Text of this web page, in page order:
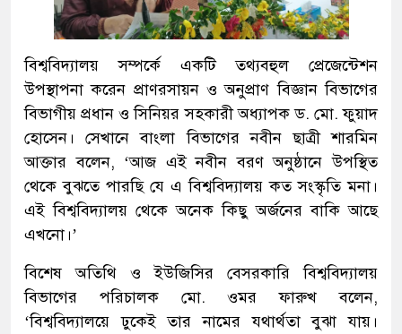
বিশ্ববিদ্যালয় সম্পর্কে একটি তথ্যবহুল প্রেজেন্টেশন
উপস্থাপনা করেন প্রাণরসায়ন ও অনুপ্রাণ বিজ্ঞান বিভাগের
বিভাগীয় প্রধান ও সিনিয়র সহকারী অধ্যাপক ড. মো. ফুয়াদ
হোসেন। সেখানে বাংলা বিভাগের নবীন ছাত্রী শারমিন
আক্তার বলেন, ‘আজ এই নবীন বরণ অনুষ্ঠানে উপস্থিত
থেকে বুঝতে পারছি যে এ বিশ্ববিদ্যালয় কত সংস্কৃতি মনা।
এই বিশ্ববিদ্যালয় থেকে অনেক কিছু অর্জনের বাকি আছে
এখনো।’
বিশেষ অতিথি ও ইউজিসির বেসরকারি বিশ্ববিদ্যালয়
বিভাগের পরিচালক মো. ওমর ফারুখ বলেন,
‘বিশ্ববিদ্যালয়ে ঢুকেই তার নামের যথার্থতা বুঝা যায়।